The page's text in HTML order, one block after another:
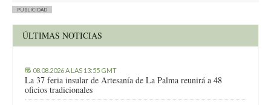
PUBLICIDAD
ÚLTIMAS NOTICIAS
08.08.2026 A LAS 13:55 GMT
La 37 feria insular de Artesanía de La Palma reunirá a 48
oficios tradicionales